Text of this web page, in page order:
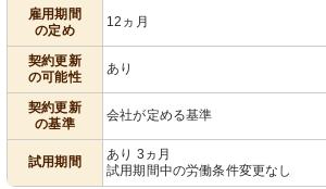
雇用期間
の定め
12ヵ月
契約更新
の可能性
あり
契約更新
の基準
会社が定める基準
試用期間
あり 3ヵ月
試用期間中の労働条件変更なし